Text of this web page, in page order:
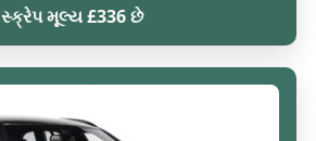
સ્ક્રેપ મૂલ્ય £336 છે